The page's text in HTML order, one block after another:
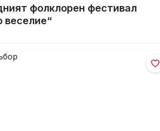
фолклорен фестивал
веселие“